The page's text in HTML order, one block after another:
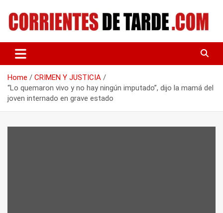
content
CORRIENTES DE TARDE
Home
CRIMEN Y JUSTICIA
“Lo quemaron vivo y no hay ningún imputado”, dijo la mamá del
joven internado en grave estado